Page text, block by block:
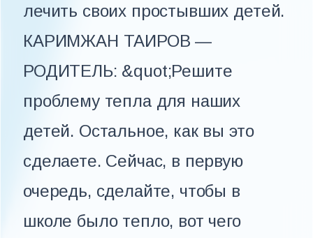
лечить своих простывших детей.
КАРИМЖАН ТАИРОВ —
РОДИТЕЛЬ: &quot;Решите
проблему тепла для наших
детей. Остальное, как вы это
сделаете. Сейчас, в первую
очередь, сделайте, чтобы в
школе было тепло, вот чего